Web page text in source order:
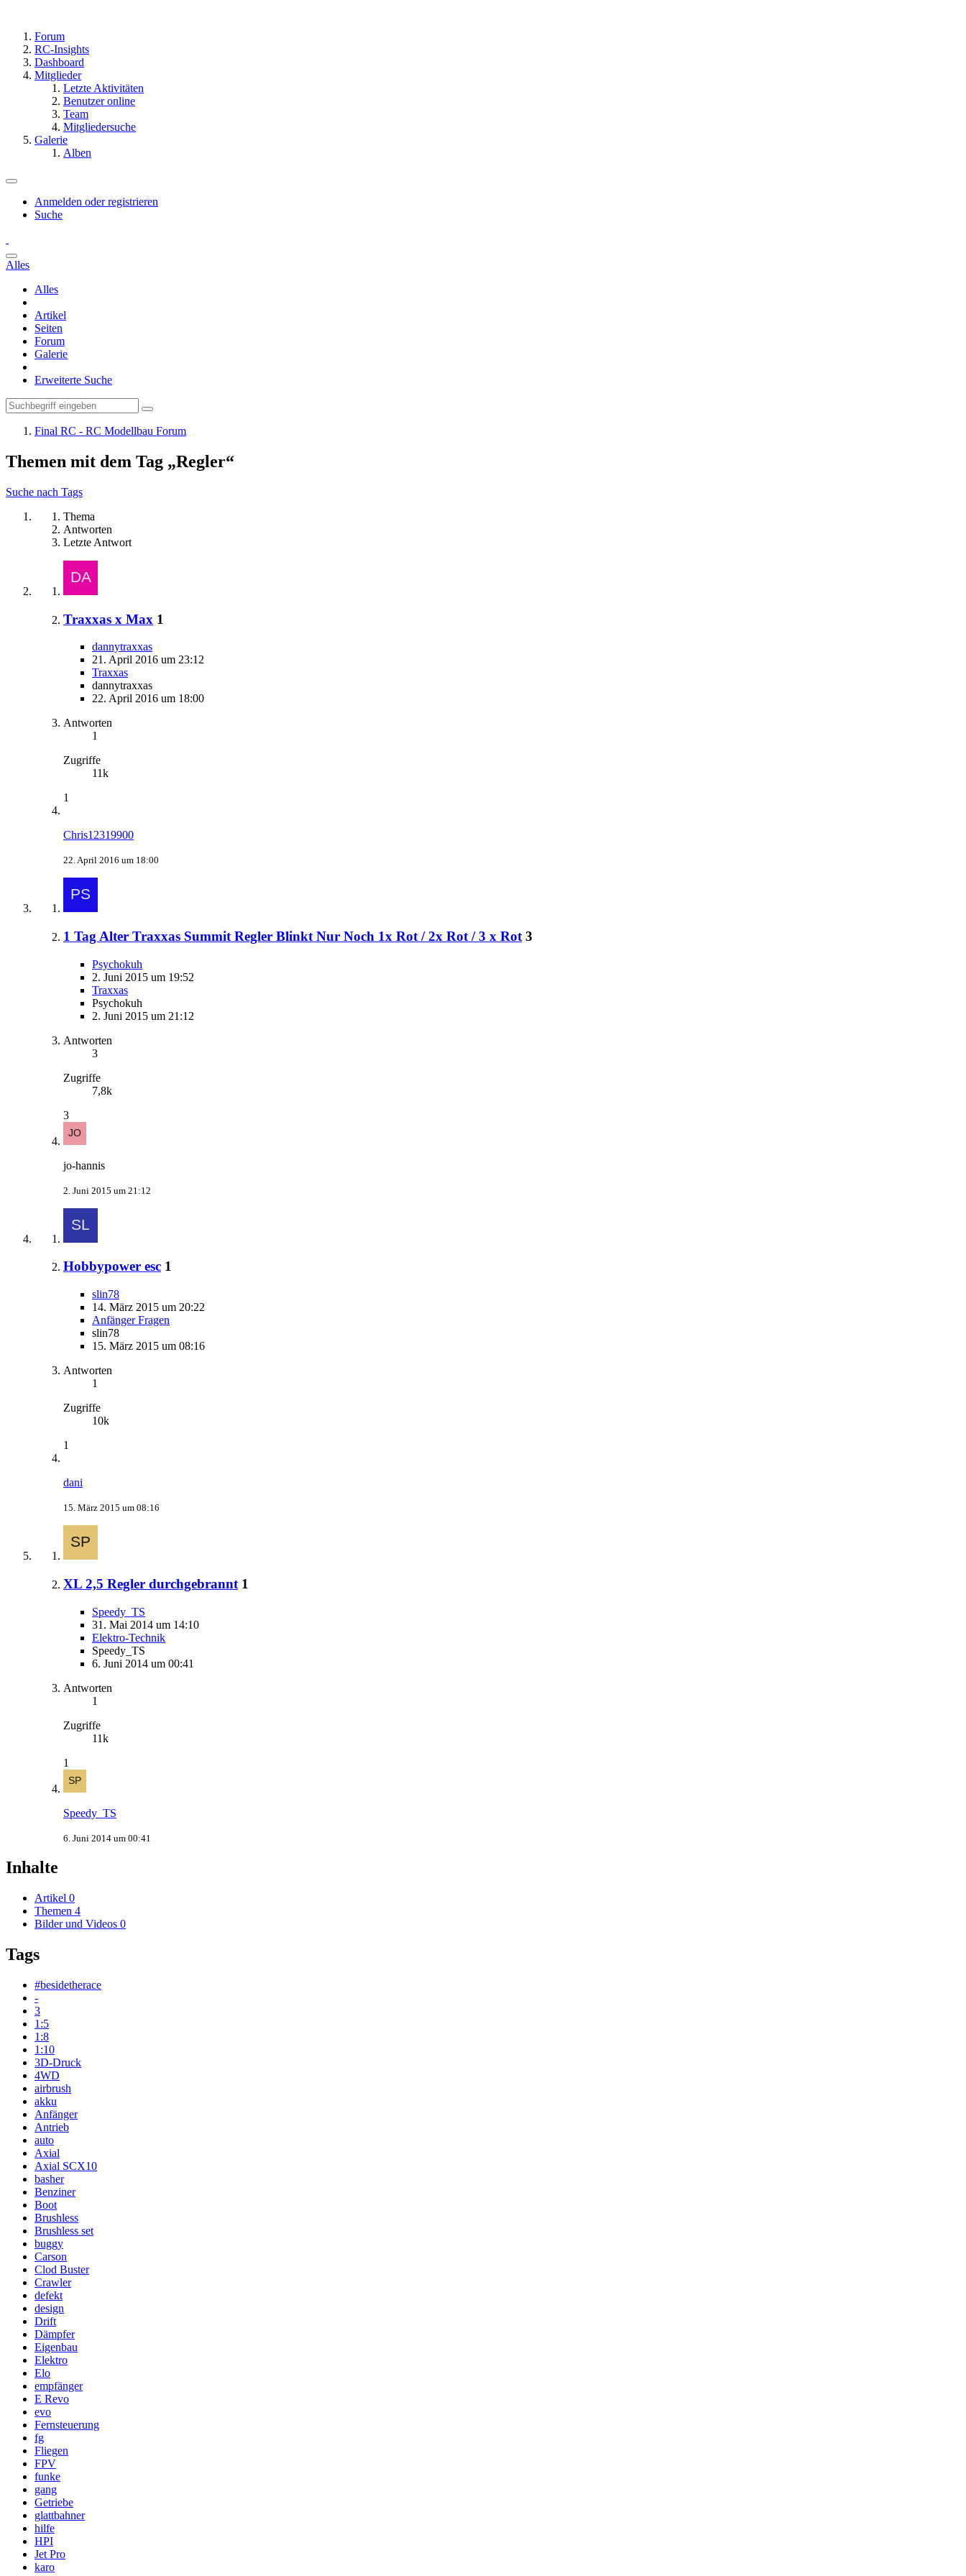
Forum
RC-Insights
Dashboard
Mitglieder
Letzte Aktivitäten
Benutzer online
Team
Mitgliedersuche
Galerie
Alben
Anmelden oder registrieren
Suche
Alles
Alles
Artikel
Seiten
Forum
Galerie
Erweiterte Suche
Final RC - RC Modellbau Forum
Themen mit dem Tag „Regler“
Suche nach Tags
Thema
Antworten
Letzte Antwort
Traxxas x Max 1
dannytraxxas
21. April 2016 um 23:12
Traxxas
dannytraxxas
22. April 2016 um 18:00
Antworten
1
Zugriffe
11k
1
Chris12319900
22. April 2016 um 18:00
1 Tag Alter Traxxas Summit Regler Blinkt Nur Noch 1x Rot / 2x Rot / 3 x Rot 3
Psychokuh
2. Juni 2015 um 19:52
Traxxas
Psychokuh
2. Juni 2015 um 21:12
Antworten
3
Zugriffe
7,8k
3
jo-hannis
2. Juni 2015 um 21:12
Hobbypower esc 1
slin78
14. März 2015 um 20:22
Anfänger Fragen
slin78
15. März 2015 um 08:16
Antworten
1
Zugriffe
10k
1
dani
15. März 2015 um 08:16
XL 2,5 Regler durchgebrannt 1
Speedy_TS
31. Mai 2014 um 14:10
Elektro-Technik
Speedy_TS
6. Juni 2014 um 00:41
Antworten
1
Zugriffe
11k
1
Speedy_TS
6. Juni 2014 um 00:41
Inhalte
Artikel 0
Themen 4
Bilder und Videos 0
Tags
#besidetherace
-
3
1:5
1:8
1:10
3D-Druck
4WD
airbrush
akku
Anfänger
Antrieb
auto
Axial
Axial SCX10
basher
Benziner
Boot
Brushless
Brushless set
buggy
Carson
Clod Buster
Crawler
defekt
design
Drift
Dämpfer
Eigenbau
Elektro
Elo
empfänger
E Revo
evo
Fernsteuerung
fg
Fliegen
FPV
funke
gang
Getriebe
glattbahner
hilfe
HPI
Jet Pro
karo